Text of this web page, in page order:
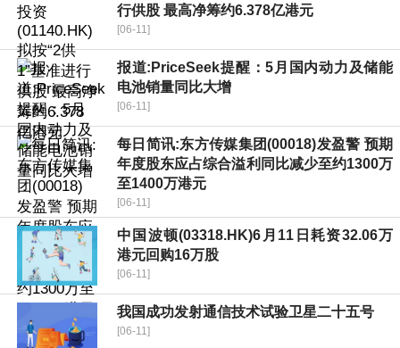
行供股 最高净筹约6.378亿港元
[06-11]
报道:PriceSeek提醒：5月国内动力及储能
电池销量同比大增
[06-11]
每日简讯:东方传媒集团(00018)发盈警 预期
年度股东应占综合溢利同比减少至约1300万
至1400万港元
[06-11]
中国波顿(03318.HK)6月11日耗资32.06万
港元回购16万股
[06-11]
我国成功发射通信技术试验卫星二十五号
[06-11]